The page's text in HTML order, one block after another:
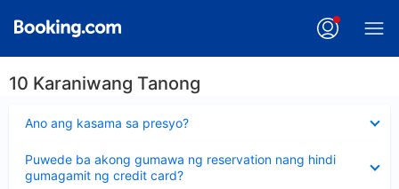
10 Karaniwang Tanong
Ano ang kasama sa presyo?
ang
Puwede ba akong gumawa ng reservation nang hindi
gumagamit ng credit card?
ang
sagot